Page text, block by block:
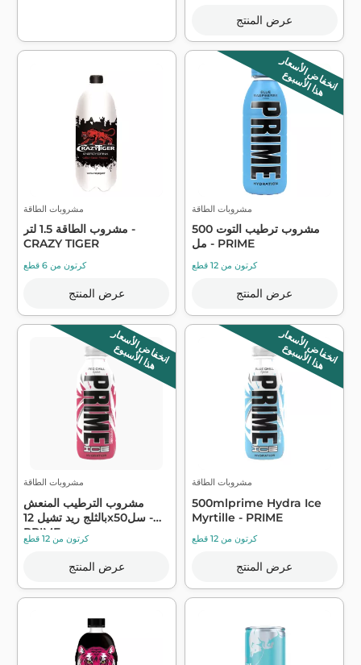
عرض المنتج
مشروبات الطاقة
مشروب الطاقة 1.5 لتر -
CRAZY TIGER
كرتون من 6 قطع
عرض المنتج
انخفاض الأسعار
هذا الأسبوع
مشروبات الطاقة
مشروب ترطيب التوت 500
مل - PRIME
كرتون من 12 قطع
عرض المنتج
انخفاض الأسعار
هذا الأسبوع
مشروبات الطاقة
مشروب الترطيب المنعش
بالثلج ريد تشيل 12x50سل -
PRIMEكرتون من 12 قطع
عرض المنتج
انخفاض الأسعار
هذا الأسبوع
مشروبات الطاقة
500mlprime Hydra Ice
Myrtille - PRIME
كرتون من 12 قطع
عرض المنتج